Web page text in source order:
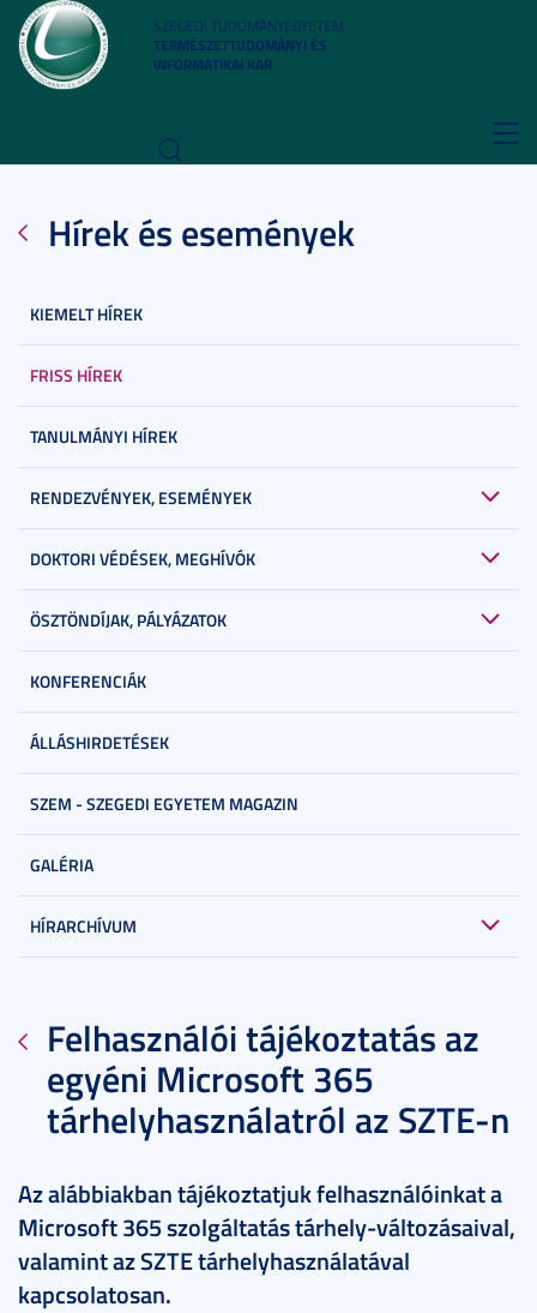
SZEGEDI TUDOMÁNYEGYETEM
TERMÉSZETTUDOMÁNYI ÉS
INFORMATIKAI KAR
Hírek és események
KIEMELT HÍREK
FRISS HÍREK
TANULMÁNYI HÍREK
RENDEZVÉNYEK, ESEMÉNYEK
DOKTORI VÉDÉSEK, MEGHÍVÓK
ÖSZTÖNDÍJAK, PÁLYÁZATOK
KONFERENCIÁK
ÁLLÁSHIRDETÉSEK
SZEM - SZEGEDI EGYETEM MAGAZIN
GALÉRIA
HÍRARCHÍVUM
Felhasználói tájékoztatás az
egyéni Microsoft 365
tárhelyhasználatról az SZTE-n
Az alábbiakban tájékoztatjuk felhasználóinkat a
Microsoft 365 szolgáltatás tárhely-változásaival,
valamint az SZTE tárhelyhasználatával
kapcsolatosan.